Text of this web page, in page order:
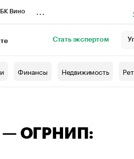
Вино
Стать экспертом
Финансы Недвижимость
— ОГРНИП: